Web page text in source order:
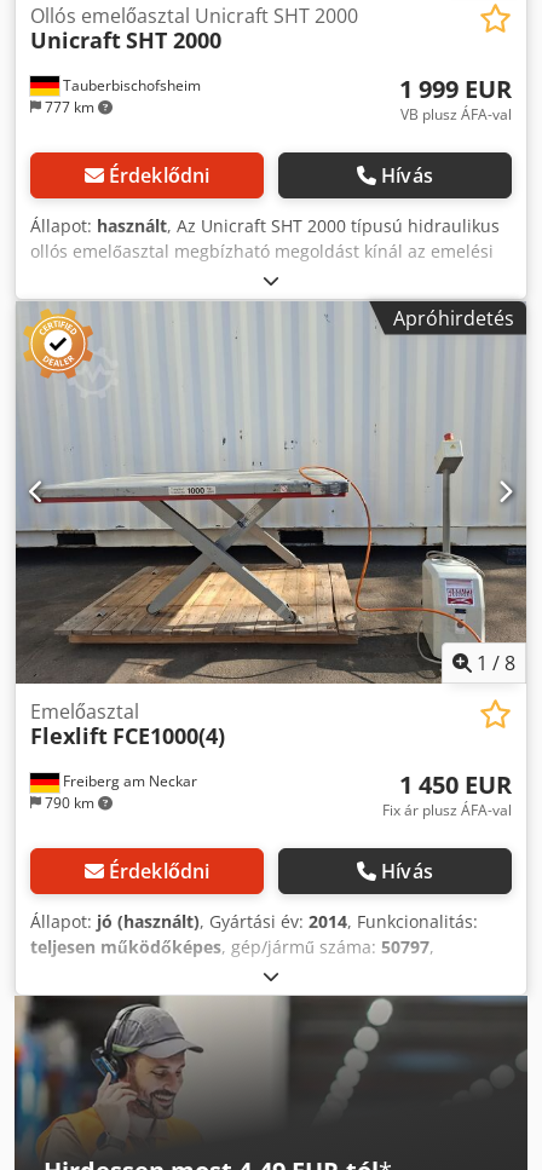
Tauberbischofsheim
777 km
Ollós emelőasztal Unicraft SHT 2000
UnicraftSHT 2000
1 999 EUR
VB plusz ÁFA-val
Érdeklődni Hívás
Állapot: használt, Az Unicraft SHT 2000 típusú hidraulikus
ollós emelőasztal megbízható megoldást kínál az emelési
feladatokhoz, például teljes farönkökhöz történő kézi
betöltéshez egy gyalu- vagy fűrészgépbe. A lenyűgöző,
2000 kg-os teherbíró képességével és a robusztus
szerkezetével ez az emelőplatform ideális választás ipari
környezetben történő használatra. Ez az ollós emelőasztal
ki, lehetővé téve a nehéz terhek biztonságos és hatékony
emelését. Maximális, 1010 mm-es asztalmagasságával az
Unicraft SHT 2000 ideális választás a munkafolyamatok
javításához és a gépkezelő hátának védelméhez. Műszaki
adatok: - Teherbíró képesség: 2000 kg - Asztalmagasság
(min.): 190 mm - Asztalmagasság (max.): 1010 mm -
Asztalfelület: 800 x 1300 mm - Kábelhossz: 3 m - Biztonsági
szabvány: EN 1570 Dcsdozrx Izspfx Ad Sjk - Meghajtás:
Elektromos-hidraulikus - Motor: 0,75 kW - Állapot: Új,
garanciával
Apróhirdetés
1 /8
Freiberg am Neckar
790 km
Emelőasztal
Flexlift FCE1000(4)
1 450 EUR
Fix ár plusz ÁFA-val
Érdeklődni Hívás
Állapot: jó (használt), Gyártási év: 2014, Funkcionalitás:
teljesen működőképes, gép/jármű száma: 50797,
, össztömeg:
FCE1000 sokoldalú megoldás ipari alkalmazásokhoz,
különösen rugalmas az integrált billentő funkciónak
köszönhetően. Lehetővé teszi a terhek precíz emelését,
süllyesztését és billentését, optimalizálja a
munkafolyamatokat, ergonomikusabbá teszi azokat és
növeli a biztonságot. Robusztus és stabil konstrukciójának
köszönhetően hosszú élettartamú és megbízható